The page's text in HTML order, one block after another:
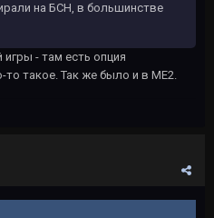
на БСН, в большинстве
- там есть опция
то такое. Так же было и в МЕ2.